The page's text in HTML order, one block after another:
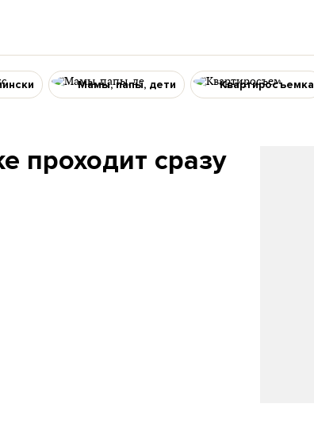
Мамы, папы, дети Квартиросъемка
проходит сразу